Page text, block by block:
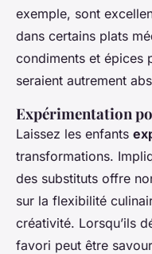
exemple, sont
dans certains plats
condiments et épices
seraient autrement
Expérimentation
Laissez les enfants
transformations.
des substituts offre
sur la flexibilité
créativité. Lorsqu’ils
favori peut être